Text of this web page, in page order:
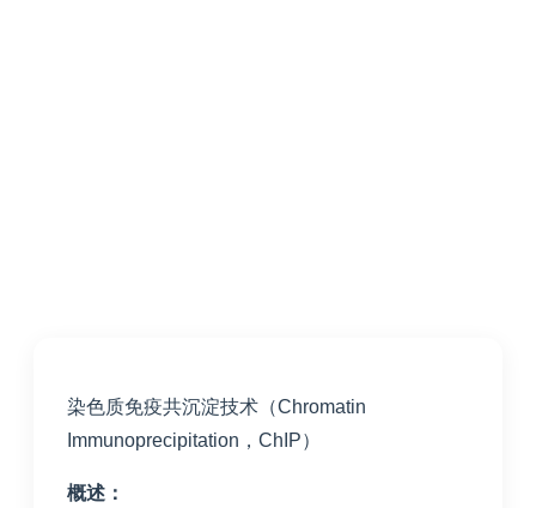
染色质免疫共沉淀技术（Chromatin
Immunoprecipitation，ChIP）
概述：